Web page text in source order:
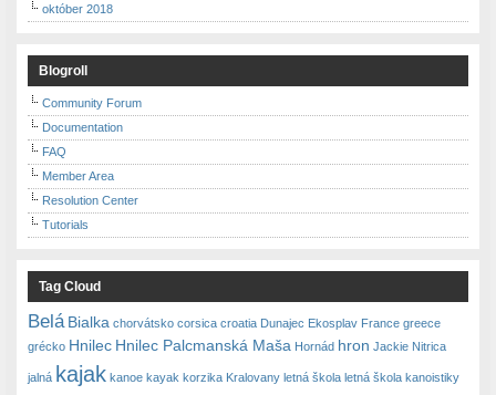
október 2018
Blogroll
Community Forum
Documentation
FAQ
Member Area
Resolution Center
Tutorials
Tag Cloud
Belá Bialka chorvátsko corsica croatia Dunajec Ekosplav France greece
grécko Hnilec Hnilec Palcmanská Maša Hornád hron Jackie Nitrica
jalná kajak kanoe kayak korzika Kralovany letná škola letná škola kanoistiky